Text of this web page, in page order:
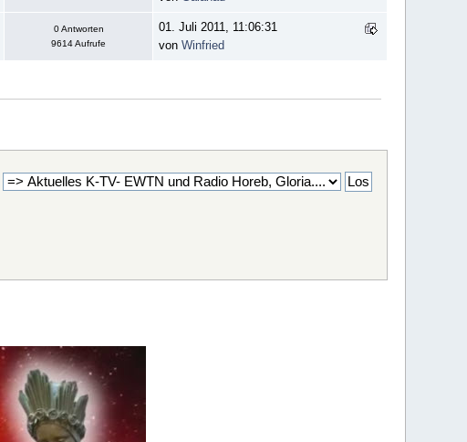
0 Antworten
9614 Aufrufe
01. Juli 2011, 11:06:31
vonWinfried